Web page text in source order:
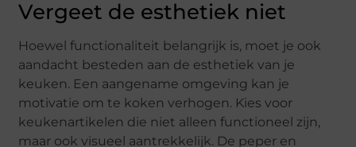
Vergeet de esthetiek niet
Hoewel functionaliteit belangrijk is, moet je ook
aandacht besteden aan de esthetiek van je
keuken. Een aangename omgeving kan je
motivatie om te koken verhogen. Kies voor
keukenartikelen die niet alleen functioneel zijn,
maar ook visueel aantrekkelijk. De peper en